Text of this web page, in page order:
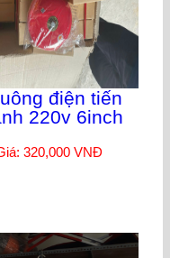
điện tiến
220v 6inch
320,000 VNĐ